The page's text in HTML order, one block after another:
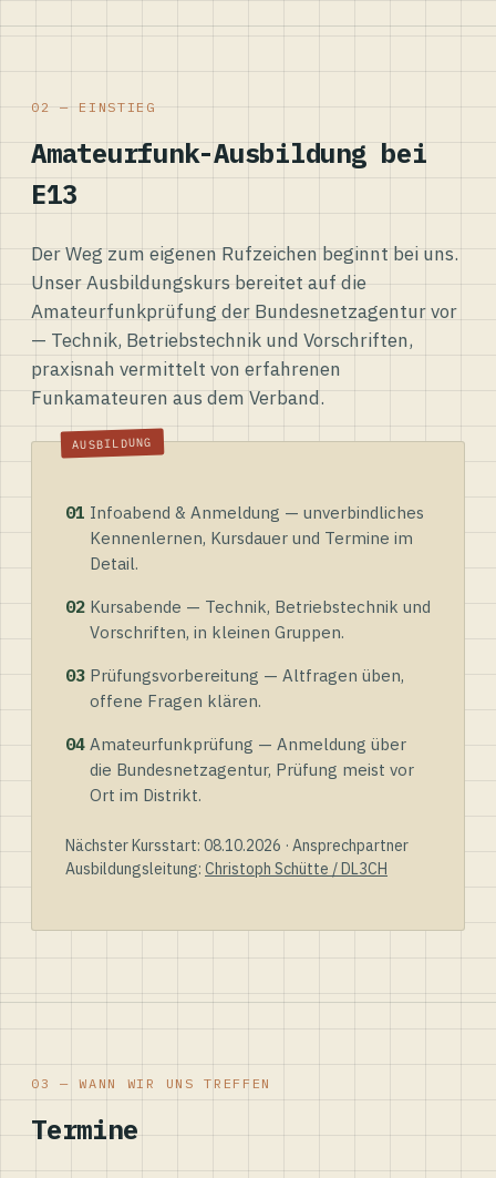
02 — EINSTIEG
Amateurfunk-Ausbildung bei
E13
Der Weg zum eigenen Rufzeichen beginnt bei uns.
Unser Ausbildungskurs bereitet auf die
Amateurfunkprüfung der Bundesnetzagentur vor
— Technik, Betriebstechnik und Vorschriften,
praxisnah vermittelt von erfahrenen
Funkamateuren aus dem Verband.
01 Infoabend & Anmeldung — unverbindliches
Kennenlernen, Kursdauer und Termine im
Detail.
02 Kursabende — Technik, Betriebstechnik und
Vorschriften, in kleinen Gruppen.
03 Prüfungsvorbereitung — Altfragen üben,
offene Fragen klären.
04 Amateurfunkprüfung — Anmeldung über
die Bundesnetzagentur, Prüfung meist vor
Ort im Distrikt.
Nächster Kursstart: 08.10.2026 · Ansprechpartner
Ausbildungsleitung: Christoph Schütte / DL3CH
03 — WANN WIR UNS TREFFEN
Termine